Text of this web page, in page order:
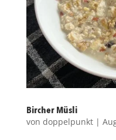
Bircher Müsli
von doppelpunkt|